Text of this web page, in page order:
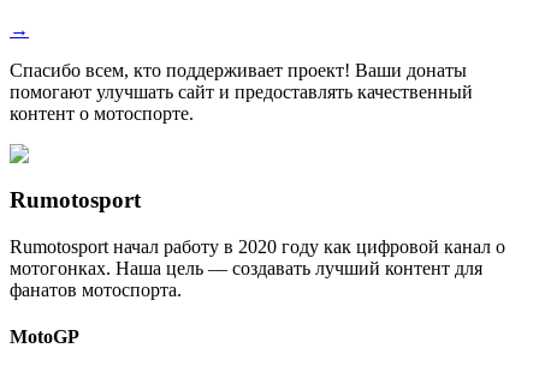
→
Спасибо всем, кто поддерживает проект! Ваши донаты
помогают улучшать сайт и предоставлять качественный
контент о мотоспорте.
Rumotosport
Rumotosport начал работу в 2020 году как цифровой канал о
мотогонках. Наша цель — создавать лучший контент для
фанатов мотоспорта.
MotoGP